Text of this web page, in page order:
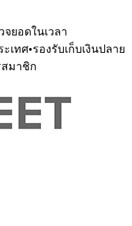
จยอดในเวลา
เทศ•รองรับเก็บเงินปลาย
สมาชิก